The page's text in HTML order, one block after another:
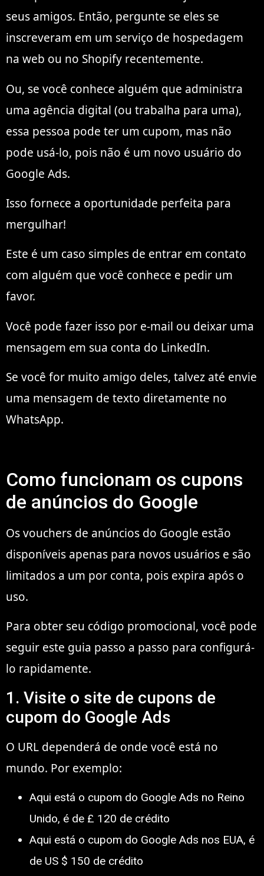
seus amigos. Então, pergunte se eles se
inscreveram em um serviço de hospedagem
na web ou no Shopify recentemente.
Ou, se você conhece alguém que administra
uma agência digital (ou trabalha para uma),
essa pessoa pode ter um cupom, mas não
pode usá-lo, pois não é um novo usuário do
Google Ads.
Isso fornece a oportunidade perfeita para
mergulhar!
Este é um caso simples de entrar em contato
com alguém que você conhece e pedir um
favor.
Você pode fazer isso por e-mail ou deixar uma
mensagem em sua conta do LinkedIn.
Se você for muito amigo deles, talvez até envie
uma mensagem de texto diretamente no
WhatsApp.
Como funcionam os cupons
de anúncios do Google
Os vouchers de anúncios do Google estão
disponíveis apenas para novos usuários e são
limitados a um por conta, pois expira após o
uso.
Para obter seu código promocional, você pode
seguir este guia passo a passo para configurá-
lo rapidamente.
1. Visite o site de cupons de
cupom do Google Ads
O URL dependerá de onde você está no
mundo. Por exemplo:
Aqui está o cupom do Google Ads no Reino
Unido, é de £ 120 de crédito
Aqui está o cupom do Google Ads nos EUA, é
de US $ 150 de crédito